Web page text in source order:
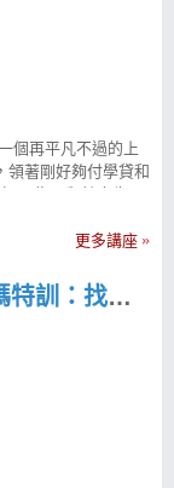
個再平凡不過的上
領著剛好夠付學貸和
萬元，生活差點崩
式 我發現股價會
而這些大戶的腳步
籌碼組合 K 型態
下了人生第一間
須「因股制宜」。
主力藏身分點：看
【付費直播】蔡斯－150分鐘籌碼特訓：找出關鍵主力
更多講座